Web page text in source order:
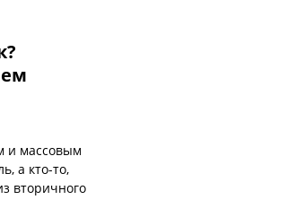
и массовым
а кто-то,
вторичного
iPhone